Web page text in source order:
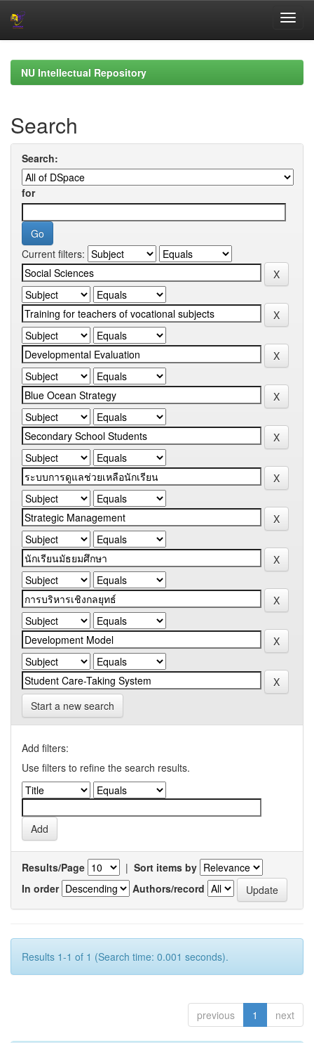
navigationNU Intellectual Repository
Search
Search:
for
Current filters:
Start a new search
Add filters:
Use filters to refine the search results.
Results/Page | Sort items by
In order
Authors/record
Results 1-1 of 1 (Search time: 0.001 seconds).
previous 1 next